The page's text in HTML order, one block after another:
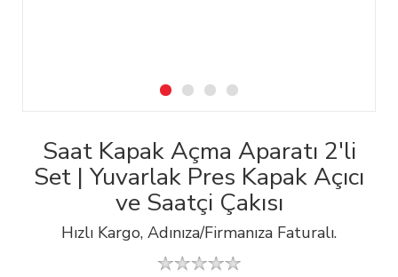
Saat Kapak Açma Aparatı 2'li
Set | Yuvarlak Pres Kapak Açıcı
ve Saatçi Çakısı
Hızlı Kargo, Adınıza/Firmanıza Faturalı.